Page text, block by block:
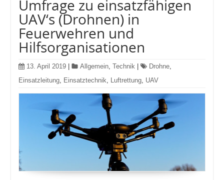
Umfrage zu einsatzfähigen
UAV‘s (Drohnen) in
Feuerwehren und
Hilfsorganisationen
13. April 2019 Allgemein,Technik Drohne,
Einsatzleitung, Einsatztechnik, Luftrettung, UAV